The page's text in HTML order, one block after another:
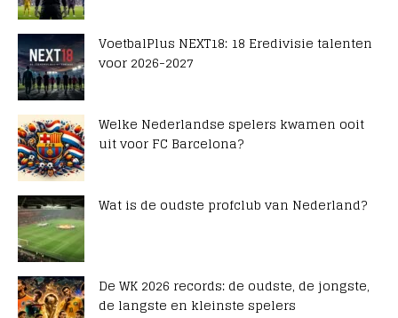
VoetbalPlus NEXT18: 18 Eredivisie talenten
voor 2026-2027
Welke Nederlandse spelers kwamen ooit
uit voor FC Barcelona?
Wat is de oudste profclub van Nederland?
De WK 2026 records: de oudste, de jongste,
de langste en kleinste spelers